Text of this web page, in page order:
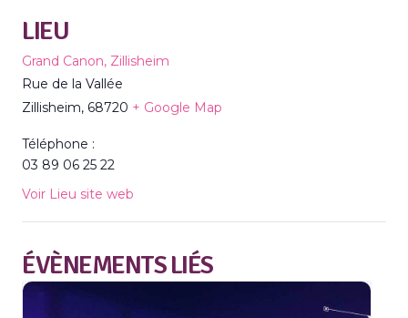
LIEU
Grand Canon, Zillisheim
Rue de la Vallée
Zillisheim, 68720 + Google Map
Téléphone :
03 89 06 25 22
Voir Lieu site web
ÉVÈNEMENTS LIÉS